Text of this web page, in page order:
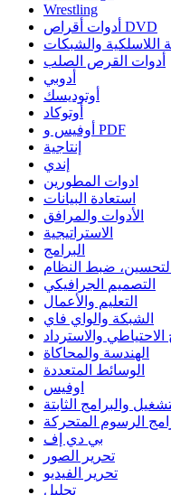
Wrestling
أدوات أقراص DVD
اللاسلكية والشبكات
أدوات القرص الصلب
أدوبي
أوتوديسك
أوتوكاد
أوفيس و PDF
إنتاجية
إندي
ادوات المطورين
استعادة البيانات
الأدوات والمرافق
الاستراتيجية
البرامج
التحسين، ضبط النظام
التصميم الجرافيكي
التعليم والأعمال
الشبكة والواي فاي
الاحتياطي والاسترداد
الهندسة والمحاكاة
الوسائط المتعددة
اوفيس
والبرامج الثابتة
الرسوم المتحركة
بي دي إف
تحرير الصور
تحرير الفيديو
تحليل